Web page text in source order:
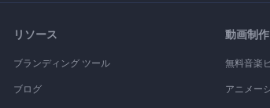
リソース
ブランディング ツール
ブログ
動画制
無料音楽
アニメー